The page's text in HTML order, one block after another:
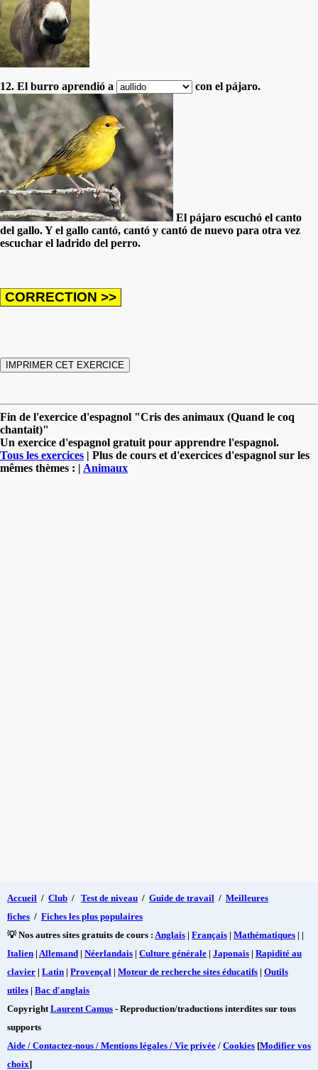
12. El burro aprendió a con el pájaro.
El pájaro escuchó el canto
del gallo. Y el gallo cantó, cantó y cantó de nuevo para otra vez
escuchar el ladrido del perro.
Fin de l'exercice d'espagnol "Cris des animaux (Quand le coq
chantait)"
Un exercice d'espagnol gratuit pour apprendre l'espagnol.
Tous les exercices | Plus de cours et d'exercices d'espagnol sur les
mêmes thèmes : | Animaux
Accueil / Club / Test de niveau / Guide de travail / Meilleures
fiches / Fiches les plus populaires
💡 Nos autres sites gratuits de cours : Anglais | Français | Mathématiques | |
Italien | Allemand | Néerlandais | Culture générale | Japonais | Rapidité au
clavier | Latin | Provençal | Moteur de recherche sites éducatifs | Outils
utiles | Bac d'anglais
Copyright Laurent Camus - Reproduction/traductions interdites sur tous
supports
Aide / Contactez-nous / Mentions légales / Vie privée / Cookies [Modifier vos
choix]